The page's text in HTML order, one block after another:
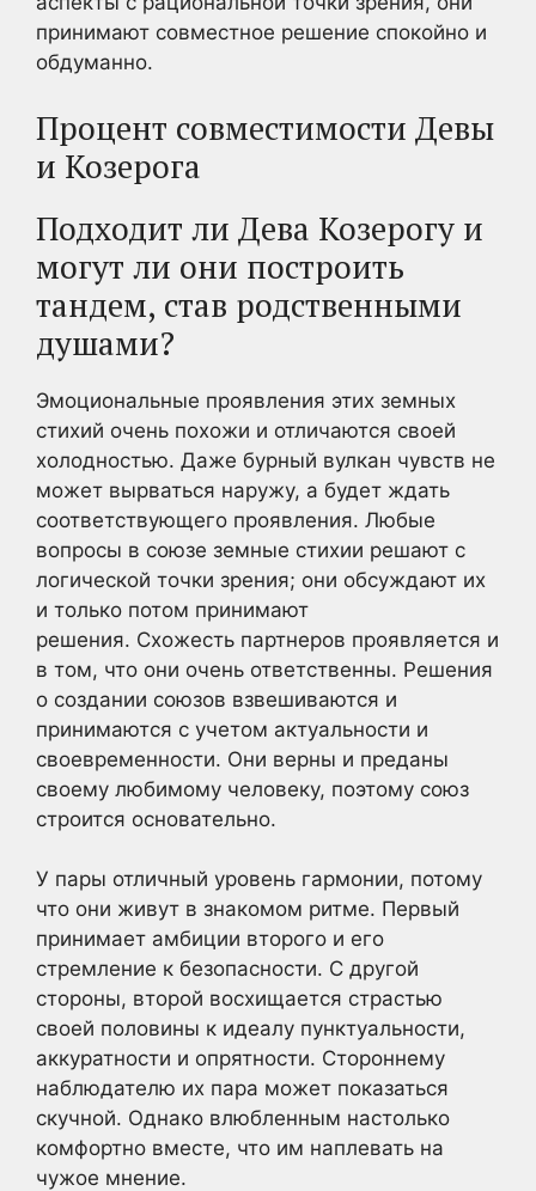
принимают совместное решение спокойно и
обдуманно.
Процент совместимости Девы
и Козерога
Подходит ли Дева Козерогу и
могут ли они построить
тандем, став родственными
душами?
Эмоциональные проявления этих земных
стихий очень похожи и отличаются своей
холодностью. Даже бурный вулкан чувств не
может вырваться наружу, а будет ждать
соответствующего проявления. Любые
вопросы в союзе земные стихии решают с
логической точки зрения; они обсуждают их
и только потом принимают
решения. Схожесть партнеров проявляется и
в том, что они очень ответственны. Решения
о создании союзов взвешиваются и
принимаются с учетом актуальности и
своевременности. Они верны и преданы
своему любимому человеку, поэтому союз
строится основательно.
У пары отличный уровень гармонии, потому
что они живут в знакомом ритме. Первый
принимает амбиции второго и его
стремление к безопасности. С другой
стороны, второй восхищается страстью
своей половины к идеалу пунктуальности,
аккуратности и опрятности. Стороннему
наблюдателю их пара может показаться
скучной. Однако влюбленным настолько
комфортно вместе, что им наплевать на
чужое мнение.